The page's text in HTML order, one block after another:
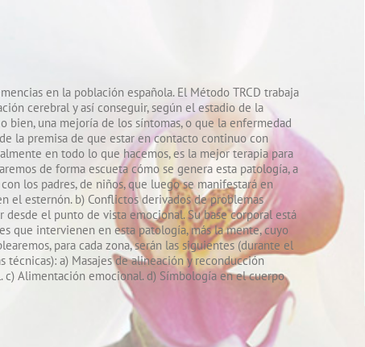
en la población española. El Método TRCD trabaja
cerebral y así conseguir, según el estadio de la
bien, una mejoría de los síntomas, o que la enfermedad
la premisa de que estar en contacto continuo con
en todo lo que hacemos, es la mejor terapia para
de forma escueta cómo se genera esta patología, a
los padres, de niños, que luego se manifestará en
el esternón. b) Conflictos derivados de problemas
el punto de vista emocional. Su base corporal está
que intervienen en esta patología, más la mente, cuyo
para cada zona, serán las siguientes (durante el
a) Masajes de alineación y reconducción
Alimentación emocional. d) Símbología en el cuerpo